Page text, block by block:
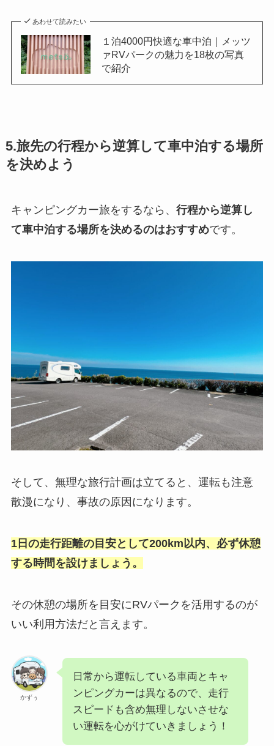
あわせて読みたい
１泊4000円快適な車中泊｜メッツ
ァRVパークの魅力を18枚の写真
で紹介
5.旅先の行程から逆算して車中泊する場所
を決めよう
キャンピングカー旅をするなら、 行程から逆算し
て車中泊する場所を決めるのはおすすめです。
そして、無理な旅行計画は立てると、運転も注意
散漫になり、事故の原因になります。
1日の走行距離の目安として200km以内、必ず休憩
する時間を設けましょう。
その休憩の場所を目安にRVパークを活用するのが
いい利用方法だと言えます。
かずぅ
日常から運転している車両とキャ
ンピングカーは異なるので、走行
スピードも含め無理しないさせな
い運転を心がけていきましょう！